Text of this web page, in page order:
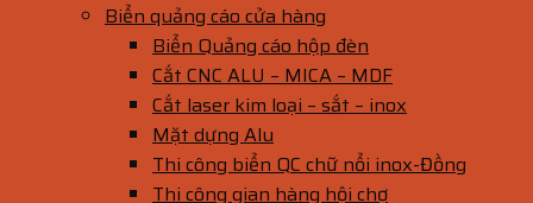
Biển quảng cáo cửa hàng
Biển Quảng cáo hộp đèn
Cắt CNC ALU – MICA – MDF
Cắt laser kim loại – sắt – inox
Mặt dựng Alu
Thi công biển QC chữ nổi inox-Đồng
Thi công gian hàng hội chợ